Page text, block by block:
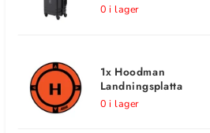
0 i lager
1x Hoodman
Landningsplatta
0 i lager